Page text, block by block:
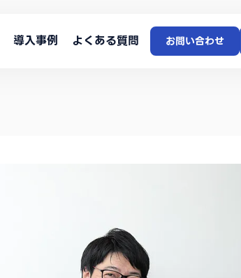
導入事例 よくある質問 お問い合わせ